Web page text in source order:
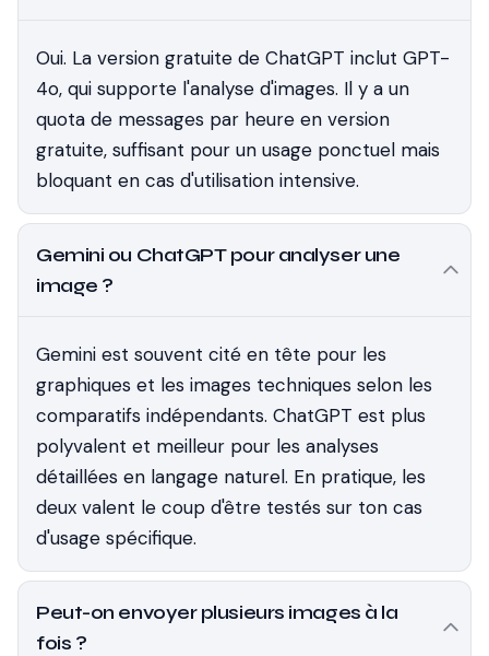
Oui. La version gratuite de ChatGPT inclut GPT-
4o, qui supporte l'analyse d'images. Il y a un
quota de messages par heure en version
gratuite, suffisant pour un usage ponctuel mais
bloquant en cas d'utilisation intensive.
Gemini ou ChatGPT pour analyser une
image ?
Gemini est souvent cité en tête pour les
graphiques et les images techniques selon les
comparatifs indépendants. ChatGPT est plus
polyvalent et meilleur pour les analyses
détaillées en langage naturel. En pratique, les
deux valent le coup d'être testés sur ton cas
d'usage spécifique.
Peut-on envoyer plusieurs images à la
fois ?